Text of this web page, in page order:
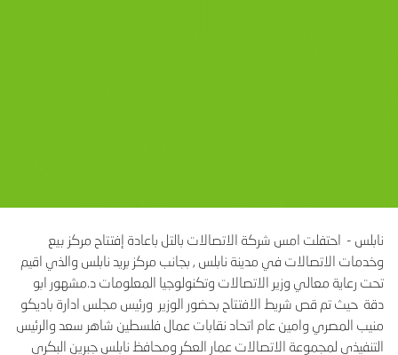
نابلس - احتفلت امس شركة الاتصالات بالتل باعادة إفتتاح مركز بيع
وخدمات الاتصالات في مدينة نابلس , بجانب مركز بريد نابلس والذي اقيم
تحت رعاية معالي وزير الاتصالات وتكنولوجيا المعلومات د.مشهور ابو
دقة حيث تم قص شريط الافتتاح بحضور الوزير ورئيس مجلس ادارة باديكو
منيب المصري وامين عام اتحاد نقابات عمال فلسطين شاهر سعد والرئيس
التنفيذي لمجموعة الاتصالات عمار العكر ومحافظ نابلس جبرين البكري